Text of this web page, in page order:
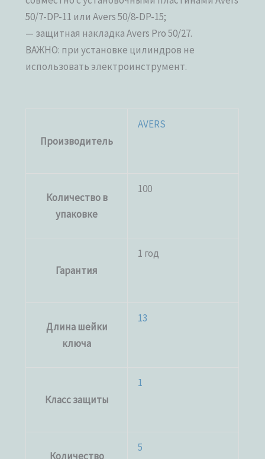
50/7-DP-11 или Avers 50/8-DP-15;
— защитная накладка Avers Pro 50/27.
ВАЖНО: при установке цилиндров не
использовать электроинструмент.
Производитель
AVERS
Количество в
упаковке
100
Гарантия
1 год
Длина шейки
ключа
13
Класс защиты
1
Количество
5